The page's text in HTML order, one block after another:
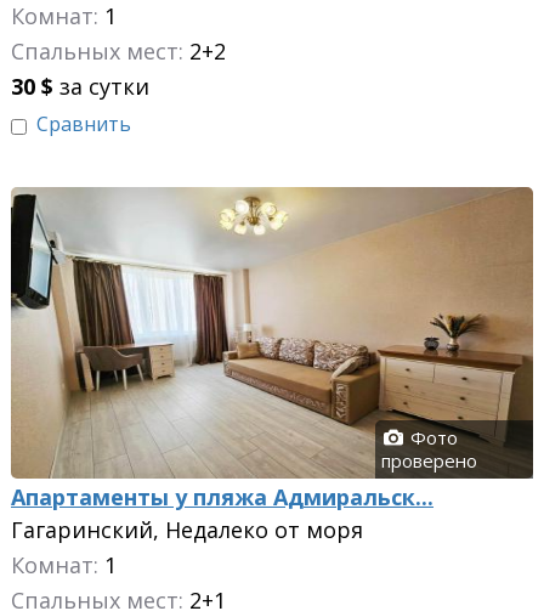
Комнат: 1
Спальных мест: 2+2
30 $ за сутки
Сравнить
Фото
проверено
Апартаменты у пляжа Адмиральск...
Гагаринский, Недалеко от моря
Комнат: 1
Спальных мест: 2+1